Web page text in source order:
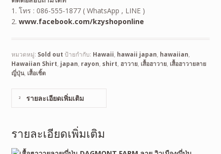
1. โทร : 086-555-1877 ( WhatsApp , LINE )
2. www.facebook.com/kzyshoponline
หมวดหมู่: Sold out ป้ายกำกับ: Hawaii, hawaii japan, hawaiian,
Hawaiian Shirt, japan, rayon, shirt, ฮาวาย, เสื้อฮาวาย, เสื้อฮาวายลาย
ญี่ปุ่น, เสื้อเชิ้ต
รายละเอียดเพิ่มเติม
รายละเอียดเพิ่มเติม